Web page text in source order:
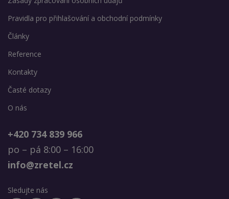
Pravidla pro přihlašování a obchodní podmínky
Články
Reference
Kontakty
Časté dotazy
O nás
+420 734 839 966
po – pá 8:00 – 16:00
info@zretel.cz
Sledujte nás